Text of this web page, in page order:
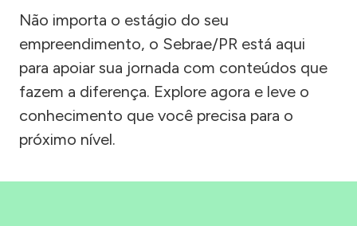
Não importa o estágio do seu
empreendimento, o Sebrae/PR está aqui
para apoiar sua jornada com conteúdos que
fazem a diferença. Explore agora e leve o
conhecimento que você precisa para o
próximo nível.